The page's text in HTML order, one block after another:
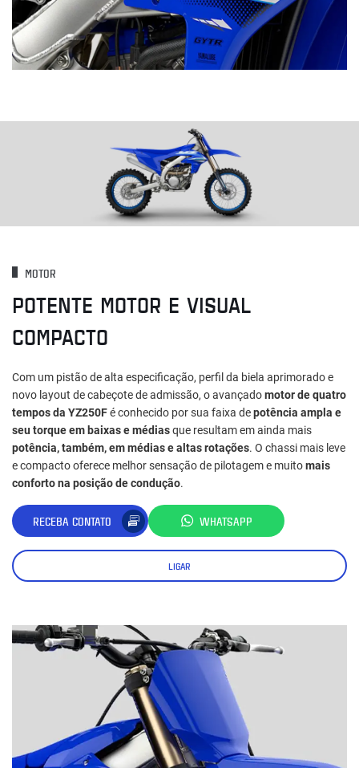
MOTOR
POTENTE MOTOR E VISUAL
COMPACTO
Com um pistão de alta especificação, perfil da biela aprimorado e
novo layout de cabeçote de admissão, o avançadomotor de quatro
tempos da YZ250Fé conhecido por sua faixa depotência ampla e
seu torque em baixas e médiasque resultam em ainda mais
potência, também, em médias e altas rotações. O chassi mais leve
e compacto oferece melhor sensação de pilotagem e muitomais
conforto na posição de condução.
RECEBA CONTATO WHATSAPP
LIGAR